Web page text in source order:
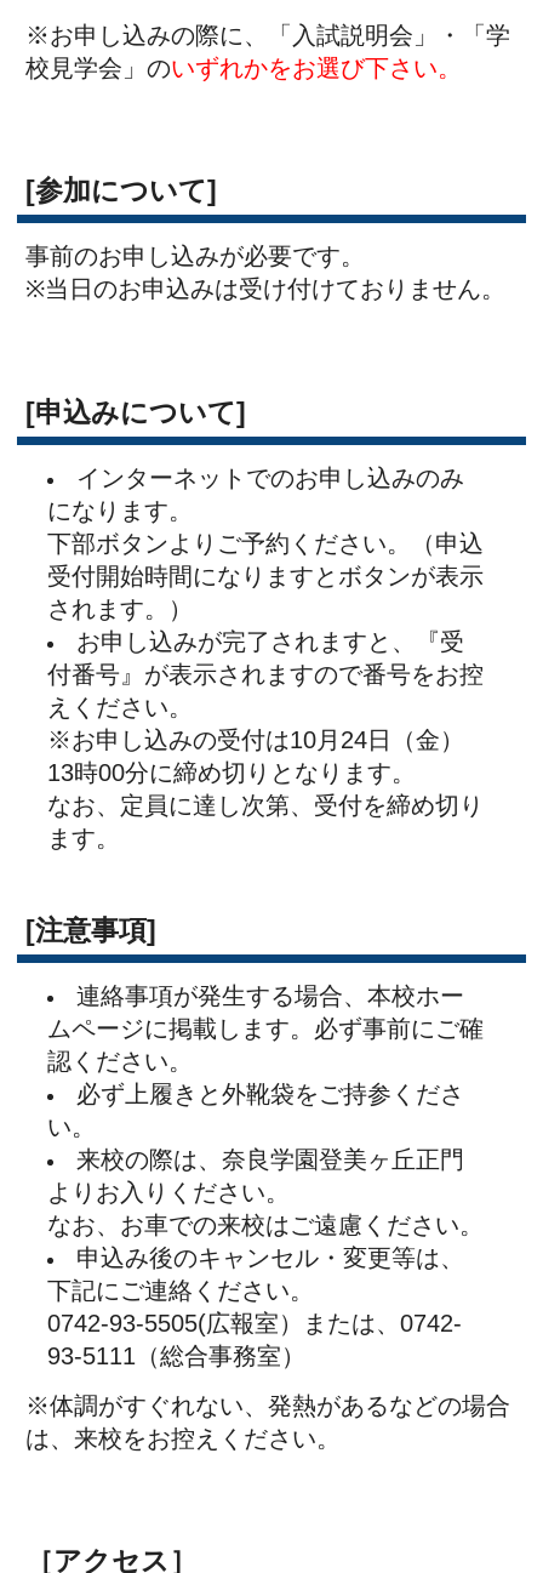
えください。
※お申し込みの受付は10月24日（金）
13時00分に締め切りとなります。
[注意事項]
連絡事項が発生する場合、本校ホー
ムページに掲載します。必ず事前にご確
認ください。
必ず上履きと外靴袋をご持参くださ
申込み後のキャンセル・変更等は、
下記にご連絡ください。
0742-93-5505(広報室）または、0742-
93-5111（総合事務室）
※体調がすぐれない、発熱があるなどの場合
は、来校をお控えください。
［アクセス］
https://www.naragakuen.jp/tomigaoka/acc_map/index.html
一覧に戻る
〒631-8522 奈良市中登美ヶ丘３丁目１５−１
TEL：0742-93-5111
Copyright ©奈良学園登美ヶ丘中学校
All Rights Reserved.